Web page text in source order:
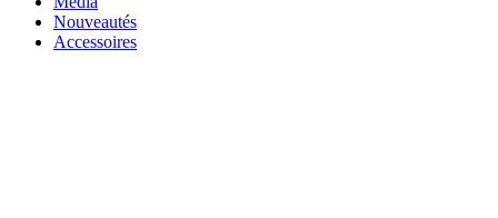
Nouveautés
Accessoires